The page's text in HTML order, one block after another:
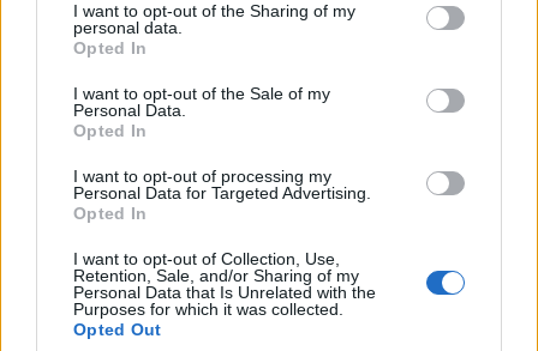
I want to opt-out of the Sharing of my
personal data.
Opted In
I want to opt-out of the Sale of my
Personal Data.
Opted In
I want to opt-out of processing my
Personal Data for Targeted Advertising.
Opted In
I want to opt-out of Collection, Use,
Retention, Sale, and/or Sharing of my
Personal Data that Is Unrelated with the
Purposes for which it was collected.
Opted Out
» Περισσότερες Πληροφορίες
Κατηγορίες:
Ειδικός Παθολόγος "Δημήτριος Β. Αλεξανδρίδης"